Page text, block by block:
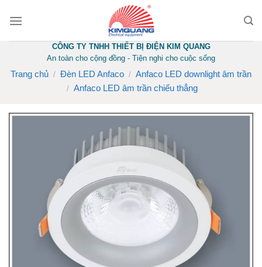
CÔNG TY TNHH THIẾT BỊ ĐIỆN KIM QUANG
An toàn cho cộng đồng - Tiện nghi cho cuộc sống
Trang chủ / Đèn LED Anfaco / Anfaco LED downlight âm trần
/ Anfaco LED âm trần chiếu thẳng